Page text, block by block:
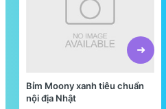
Bỉm Moony xanh tiêu chuẩn
nội địa Nhật